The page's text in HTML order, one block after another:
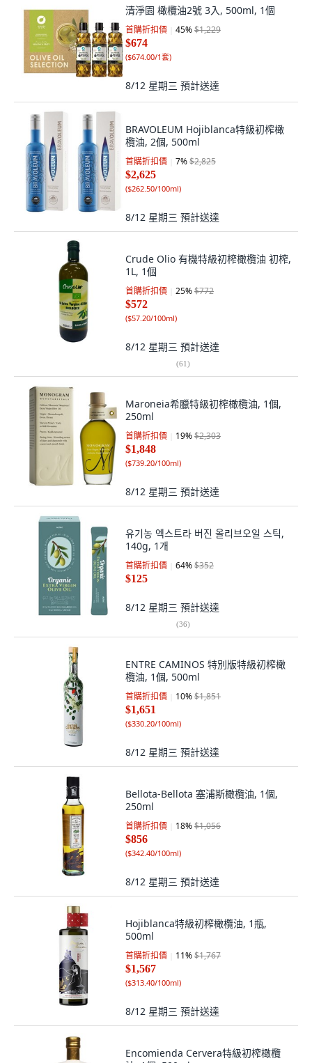
清淨園 橄欖油2號 3入, 500ml, 1個
首購折扣價 45%$1,229
$674
($674.00/1套)
8/12 星期三 預計送達
BRAVOLEUM Hojiblanca特級初榨橄
欖油, 2個, 500ml
首購折扣價 7%$2,825
$2,625
($262.50/100ml)
8/12 星期三 預計送達
Crude Olio 有機特級初榨橄欖油 初榨,
1L, 1個
首購折扣價 25%$772
$572
($57.20/100ml)
8/12 星期三 預計送達
(61)
Maroneia希臘特級初榨橄欖油, 1個,
250ml
首購折扣價 19%$2,303
$1,848
($739.20/100ml)
8/12 星期三 預計送達
유기농 엑스트라 버진 올리브오일 스틱,
140g, 1개
首購折扣價 64%$352
$125
8/12 星期三 預計送達
(36)
ENTRE CAMINOS 特別版特級初榨橄
欖油, 1個, 500ml
首購折扣價 10%$1,851
$1,651
($330.20/100ml)
8/12 星期三 預計送達
Bellota-Bellota 塞浦斯橄欖油, 1個,
250ml
首購折扣價 18%$1,056
$856
($342.40/100ml)
8/12 星期三 預計送達
Hojiblanca特級初榨橄欖油, 1瓶,
500ml
首購折扣價 11%$1,767
$1,567
($313.40/100ml)
8/12 星期三 預計送達
Encomienda Cervera特級初榨橄欖